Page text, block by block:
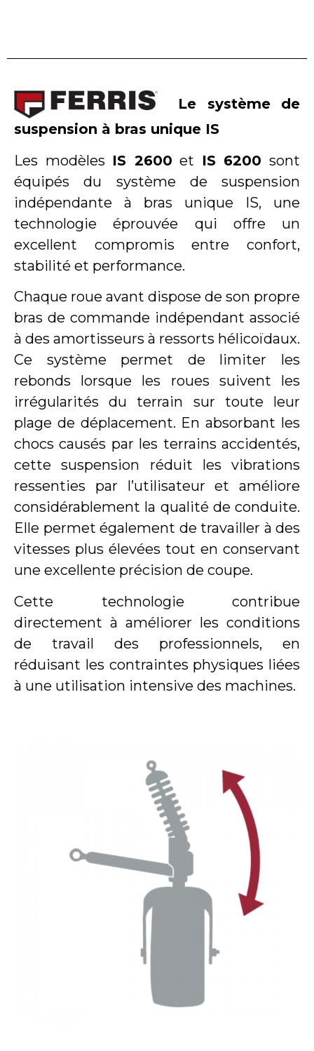
Le système de
suspension à bras unique IS
Les modèles IS 2600 et IS 6200 sont
équipés du système de suspension
indépendante à bras unique IS, une
technologie éprouvée qui offre un
excellent compromis entre confort,
stabilité et performance.
Chaque roue avant dispose de son propre
bras de commande indépendant associé
à des amortisseurs à ressorts hélicoïdaux.
Ce système permet de limiter les
rebonds lorsque les roues suivent les
irrégularités du terrain sur toute leur
plage de déplacement. En absorbant les
chocs causés par les terrains accidentés,
cette suspension réduit les vibrations
ressenties par l’utilisateur et améliore
considérablement la qualité de conduite.
Elle permet également de travailler à des
vitesses plus élevées tout en conservant
une excellente précision de coupe.
Cette technologie contribue
directement à améliorer les conditions
de travail des professionnels, en
réduisant les contraintes physiques liées
à une utilisation intensive des machines.